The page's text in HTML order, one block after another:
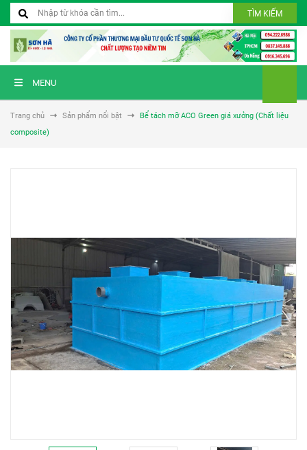
TÌM KIẾM
MENU
Trang chủ Sản phẩm nổi bật
Bể tách mỡ ACO Green giá xưởng (Chất liệu
composite)